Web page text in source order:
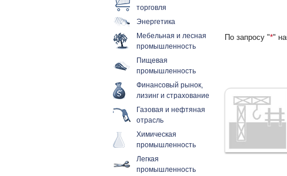
торговля
Энергетика
Мебельная и лесная
промышленность
Пищевая
промышленность
Финансовый рынок,
лизинг и страхование
Газовая и нефтяная
отрасль
Химическая
промышленность
Легкая
промышленность
По запросу "*"